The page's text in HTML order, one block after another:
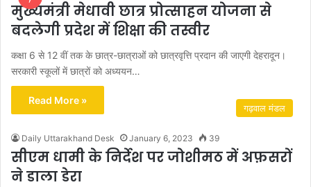
मुख्यमंत्री मेधावी छात्र प्रोत्साहन योजना से
बदलेगी प्रदेश में शिक्षा की तस्वीर
कक्षा 6 से 12 वीं तक के छात्र-छात्राओं को छात्रवृत्ति प्रदान की जाएगी देहरादून।
सरकारी स्कूलों में छात्रों को अध्ययन…
Read More »
गढ़वाल मंडल
Daily Uttarakhand Desk January 6, 2023 39
सीएम धामी के निर्देश पर जोशीमठ में अफ़सरों
ने डाला डेरा